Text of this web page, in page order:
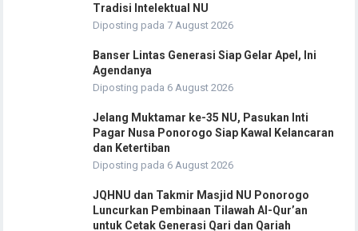
Tradisi Intelektual NU
Diposting pada 7 August 2026
Banser Lintas Generasi Siap Gelar Apel, Ini
Agendanya
Diposting pada 6 August 2026
Jelang Muktamar ke-35 NU, Pasukan Inti
Pagar Nusa Ponorogo Siap Kawal Kelancaran
dan Ketertiban
Diposting pada 6 August 2026
JQHNU dan Takmir Masjid NU Ponorogo
Luncurkan Pembinaan Tilawah Al-Qur’an
untuk Cetak Generasi Qari dan Qariah